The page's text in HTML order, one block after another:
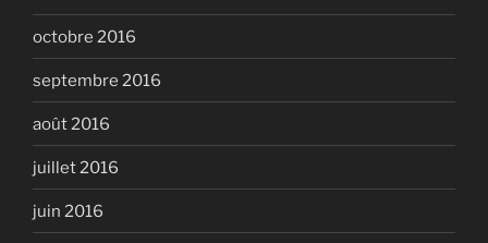
octobre 2016
septembre 2016
août 2016
juillet 2016
juin 2016